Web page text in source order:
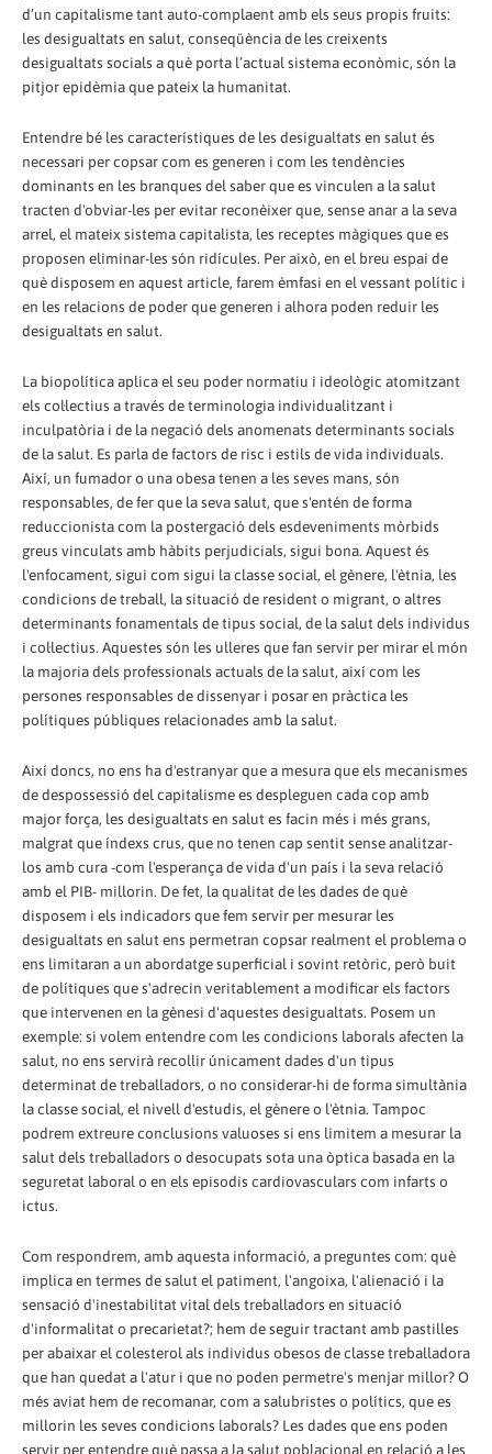
d’un capitalisme tant auto-complaent amb els seus propis fruits:
les desigualtats en salut, conseqüència de les creixents
desigualtats socials a què porta l’actual sistema econòmic, són la
pitjor epidèmia que pateix la humanitat.
Entendre bé les característiques de les desigualtats en salut és
necessari per copsar com es generen i com les tendències
dominants en les branques del saber que es vinculen a la salut
tracten d'obviar-les per evitar reconèixer que, sense anar a la seva
arrel, el mateix sistema capitalista, les receptes màgiques que es
proposen eliminar-les són ridícules. Per això, en el breu espai de
què disposem en aquest article, farem èmfasi en el vessant polític i
en les relacions de poder que generen i alhora poden reduir les
desigualtats en salut.
La biopolítica aplica el seu poder normatiu i ideològic atomitzant
els col·lectius a través de terminologia individualitzant i
inculpatòria i de la negació dels anomenats determinants socials
de la salut. Es parla de factors de risc i estils de vida individuals.
Així, un fumador o una obesa tenen a les seves mans, són
responsables, de fer que la seva salut, que s'entén de forma
reduccionista com la postergació dels esdeveniments mòrbids
greus vinculats amb hàbits perjudicials, sigui bona. Aquest és
l'enfocament, sigui com sigui la classe social, el gènere, l'ètnia, les
condicions de treball, la situació de resident o migrant, o altres
determinants fonamentals de tipus social, de la salut dels individus
i col·lectius. Aquestes són les ulleres que fan servir per mirar el món
la majoria dels professionals actuals de la salut, així com les
persones responsables de dissenyar i posar en pràctica les
polítiques públiques relacionades amb la salut.
Així doncs, no ens ha d'estranyar que a mesura que els mecanismes
de despossessió del capitalisme es despleguen cada cop amb
major força, les desigualtats en salut es facin més i més grans,
malgrat que índexs crus, que no tenen cap sentit sense analitzar-
los amb cura -com l'esperança de vida d'un país i la seva relació
amb el PIB- millorin. De fet, la qualitat de les dades de què
disposem i els indicadors que fem servir per mesurar les
desigualtats en salut ens permetran copsar realment el problema o
ens limitaran a un abordatge superficial i sovint retòric, però buit
de polítiques que s'adrecin veritablement a modificar els factors
que intervenen en la gènesi d'aquestes desigualtats. Posem un
exemple: si volem entendre com les condicions laborals afecten la
salut, no ens servirà recollir únicament dades d'un tipus
determinat de treballadors, o no considerar-hi de forma simultània
la classe social, el nivell d'estudis, el gènere o l'ètnia. Tampoc
podrem extreure conclusions valuoses si ens limitem a mesurar la
salut dels treballadors o desocupats sota una òptica basada en la
seguretat laboral o en els episodis cardiovasculars com infarts o
ictus.
Com respondrem, amb aquesta informació, a preguntes com: què
implica en termes de salut el patiment, l'angoixa, l'alienació i la
sensació d'inestabilitat vital dels treballadors en situació
d'informalitat o precarietat?; hem de seguir tractant amb pastilles
per abaixar el colesterol als individus obesos de classe treballadora
que han quedat a l'atur i que no poden permetre's menjar millor? O
més aviat hem de recomanar, com a salubristes o polítics, que es
millorin les seves condicions laborals? Les dades que ens poden
servir per entendre què passa a la salut poblacional en relació a les